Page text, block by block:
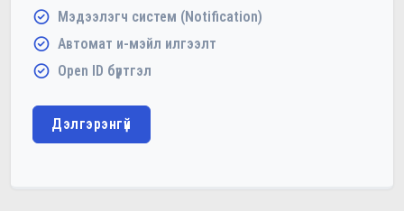
Мэдээлэгч систем (Notification)
Автомат и-мэйл илгээлт
Open ID бүртгэл
Дэлгэрэнгүй